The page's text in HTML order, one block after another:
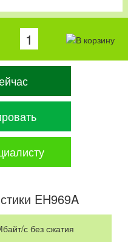
EH969A
с без сжатия